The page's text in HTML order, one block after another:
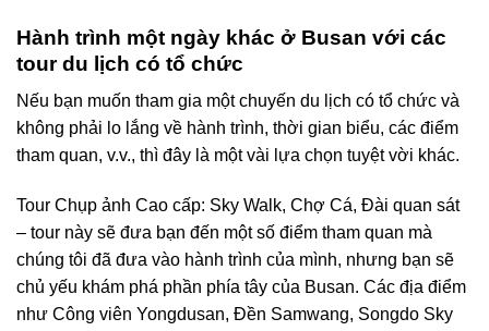
Hành trình một ngày khác ở Busan với các
tour du lịch có tổ chức
Nếu bạn muốn tham gia một chuyến du lịch có tổ chức và
không phải lo lắng về hành trình, thời gian biểu, các điểm
tham quan, v.v., thì đây là một vài lựa chọn tuyệt vời khác.
Tour Chụp ảnh Cao cấp: Sky Walk, Chợ Cá, Đài quan sát
– tour này sẽ đưa bạn đến một số điểm tham quan mà
chúng tôi đã đưa vào hành trình của mình, nhưng bạn sẽ
chủ yếu khám phá phần phía tây của Busan. Các địa điểm
như Công viên Yongdusan, Đền Samwang, Songdo Sky